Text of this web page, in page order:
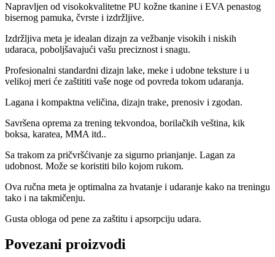
Napravljen od visokokvalitetne PU kožne tkanine i EVA penastog
bisernog pamuka, čvrste i izdržljive.
Izdržljiva meta je idealan dizajn za vežbanje visokih i niskih
udaraca, poboljšavajući vašu preciznost i snagu.
Profesionalni standardni dizajn lake, meke i udobne teksture i u
velikoj meri će zaštititi vaše noge od povreda tokom udaranja.
Lagana i kompaktna veličina, dizajn trake, prenosiv i zgodan.
Savršena oprema za trening tekvondoa, borilačkih veština, kik
boksa, karatea, MMA itd..
Sa trakom za pričvršćivanje za sigurno prianjanje. Lagan za
udobnost. Može se koristiti bilo kojom rukom.
Ova ručna meta je optimalna za hvatanje i udaranje kako na treningu
tako i na takmičenju.
Gusta obloga od pene za zaštitu i apsorpciju udara.
Povezani proizvodi